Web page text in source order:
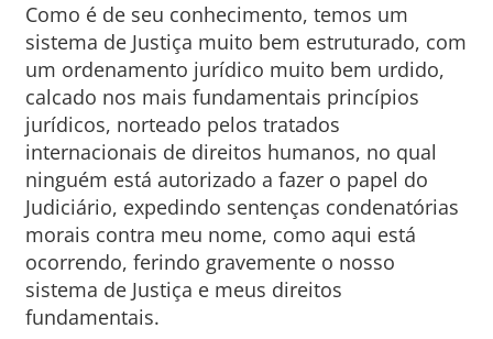
Como é de seu conhecimento, temos um
sistema de Justiça muito bem estruturado, com
um ordenamento jurídico muito bem urdido,
calcado nos mais fundamentais princípios
jurídicos, norteado pelos tratados
internacionais de direitos humanos, no qual
ninguém está autorizado a fazer o papel do
Judiciário, expedindo sentenças condenatórias
morais contra meu nome, como aqui está
ocorrendo, ferindo gravemente o nosso
sistema de Justiça e meus direitos
fundamentais.